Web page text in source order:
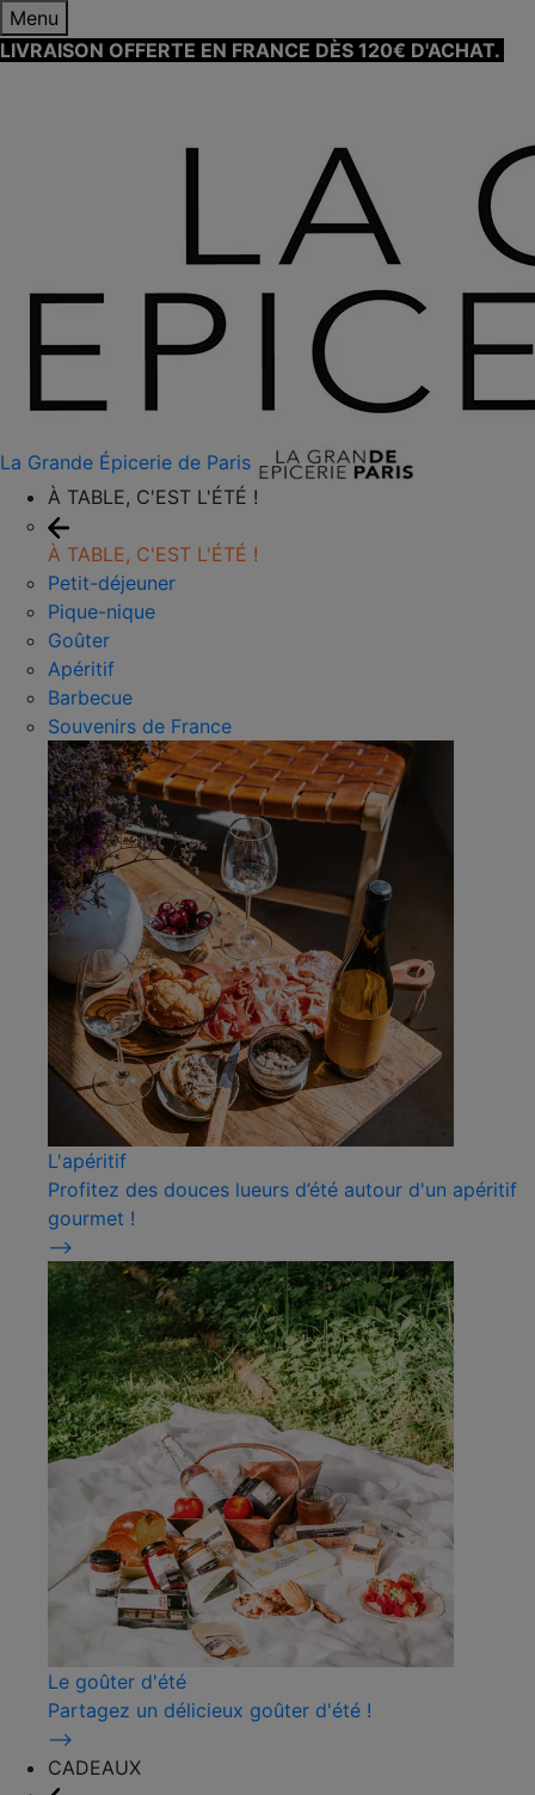
Menu
LIVRAISON OFFERTE EN FRANCE DÈS 120€ D'ACHAT.
La Grande Épicerie de Paris
À TABLE, C'EST L'ÉTÉ !
À TABLE, C'EST L'ÉTÉ !
Petit-déjeuner
Pique-nique
Goûter
Apéritif
Barbecue
Souvenirs de France
L'apéritif
Profitez des douces lueurs d’été autour d'un apéritif
gourmet !
⟶
Le goûter d'été
Partagez un délicieux goûter d'été !
⟶
CADEAUX